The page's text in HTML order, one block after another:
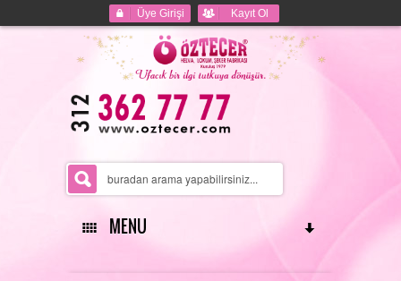
Üye Girişi Kayıt Ol
MENU